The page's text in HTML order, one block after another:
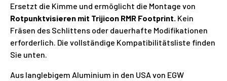
Ersetzt die Kimme und ermöglicht die Montage von
Rotpunktvisieren mit Trijicon RMR Footprint. Kein
Fräsen des Schlittens oder dauerhafte Modifikationen
erforderlich. Die vollständige Kompatibilitätsliste finden
Sie unten.
Aus langlebigem Aluminium in den USA von EGW